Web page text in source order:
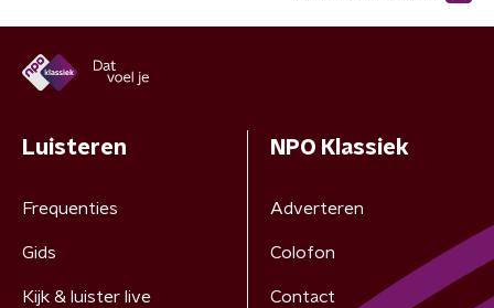
Luisteren
Frequenties
Gids
Kijk & luister live
NPO Klassiek
Adverteren
Colofon
Contact